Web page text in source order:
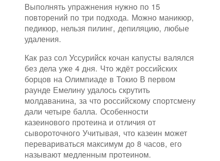
Выполнять упражнения нужно по 15
повторений по три подхода. Можно маникюр,
педикюр, нельзя пилинг, депиляцию, любые
удаления.
Как раз сол Уссурийск кочан капусты валялся
без дела уже 4 дня. Что ждёт российских
борцов на Олимпиаде в Токио В первом
раунде Емелину удалось скрутить
молдаванина, за что российскому спортсмену
дали четыре балла. Особенности
казеинового протеина и отличия от
сывороточного Учитывая, что казеин может
перевариваться максимум до 8 часов, его
называют медленным протеином.